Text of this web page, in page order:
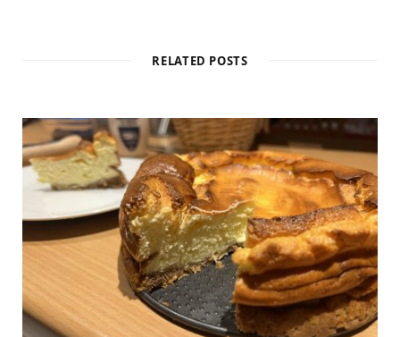
RELATED POSTS